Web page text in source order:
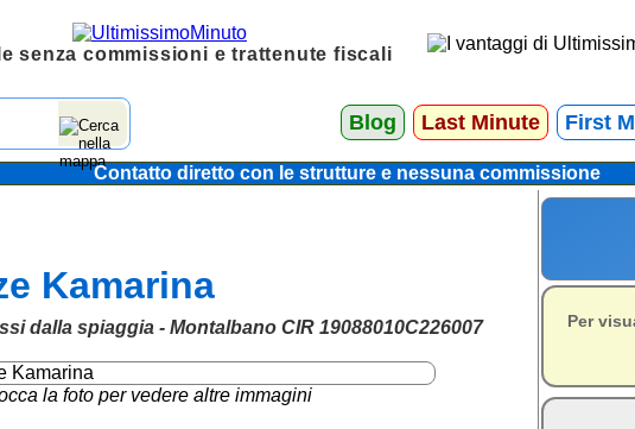
senza commissioni e trattenute fiscali
Blog Last Minute First
Contatto diretto con le strutture e nessuna commissione
Kamarina
dalla spiaggia - Montalbano CIR 19088010C226007
la foto per vedere altre immagini
Per